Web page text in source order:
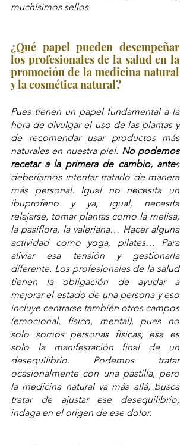
muchísimos sellos.
¿Qué papel pueden desempeñar
los profesionales de la salud en la
promoción de la medicina natural
y la cosmética natural?
Pues tienen un papel fundamental a la
hora de divulgar el uso de las plantas y
de recomendar usar productos más
naturales en nuestra piel. No podemos
recetar a la primera de cambio, antes
deberíamos intentar tratarlo de manera
más personal. Igual no necesita un
ibuprofeno y ya, igual, necesita
relajarse, tomar plantas como la melisa,
la pasiflora, la valeriana… Hacer alguna
actividad como yoga, pilates… Para
aliviar esa tensión y gestionarla
diferente. Los profesionales de la salud
tienen la obligación de ayudar a
mejorar el estado de una persona y eso
incluye centrarse también otros campos
(emocional, físico, mental), pues no
solo somos personas físicas, esa es
solo la manifestación final de un
desequilibrio. Podemos tratar
ocasionalmente con una pastilla, pero
la medicina natural va más allá, busca
tratar de ajustar ese desequilibrio,
indaga en el origen de ese dolor.